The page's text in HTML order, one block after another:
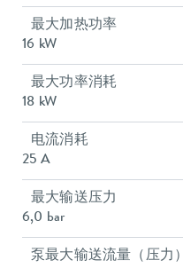
最大加热功率
16 kW
最大功率消耗
18 kW
电流消耗
25 A
最大输送压力
6,0 bar
泵最大输送流量（压力）